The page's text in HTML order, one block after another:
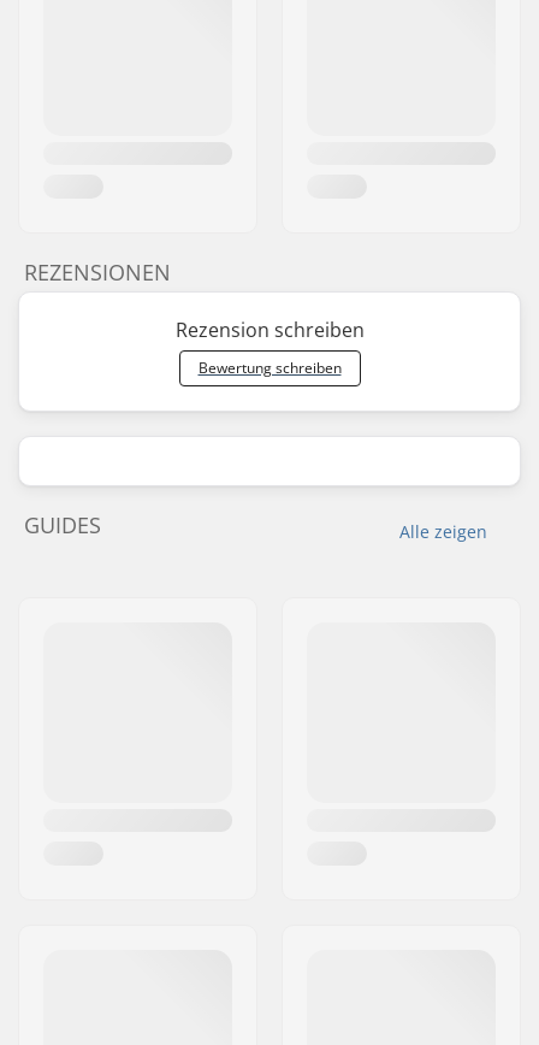
REZENSIONEN
Rezension schreiben
Bewertung schreiben
Alle zeigen
GUIDES